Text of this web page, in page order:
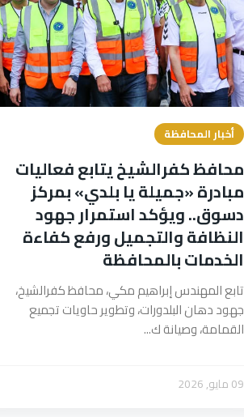
أخبار المحافظة
محافظ كفرالشيخ يتابع فعاليات
مبادرة «جميلة يا بلدي» بمركز
دسوق.. ويؤكد استمرار جهود
النظافة والتجميل ورفع كفاءة
الخدمات بالمحافظة
تابع المهندس إبراهيم مكي، محافظ كفرالشيخ،
جهود دهان البلدورات، وتطوير حاويات تجميع
القمامة، وصيانة ك...
09 مايو, 2026